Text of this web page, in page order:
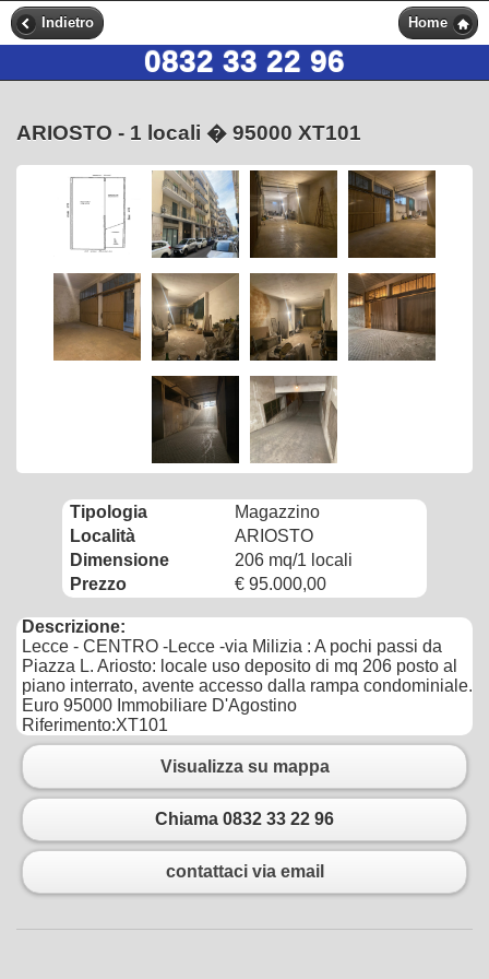
Indietro Home
0832 33 22 96
ARIOSTO - 1 locali � 95000 XT101
Tipologia
Magazzino
Località
ARIOSTO
Dimensione
206 mq/1 locali
Prezzo
€ 95.000,00
Descrizione:
Lecce - CENTRO -Lecce -via Milizia : A pochi passi da
Piazza L. Ariosto: locale uso deposito di mq 206 posto al
piano interrato, avente accesso dalla rampa condominiale.
Euro 95000 Immobiliare D'Agostino
Riferimento:XT101
Visualizza su mappa
Chiama 0832 33 22 96
contattaci via email